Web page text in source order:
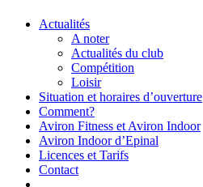
Actualités
A noter
Actualités du club
Compétition
Loisir
Situation et horaires d’ouverture
Comment?
Aviron Fitness et Aviron Indoor
Aviron Indoor d’Epinal
Licences et Tarifs
Contact